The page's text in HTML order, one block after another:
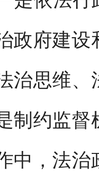
政府建
治思维
制约监
中，法